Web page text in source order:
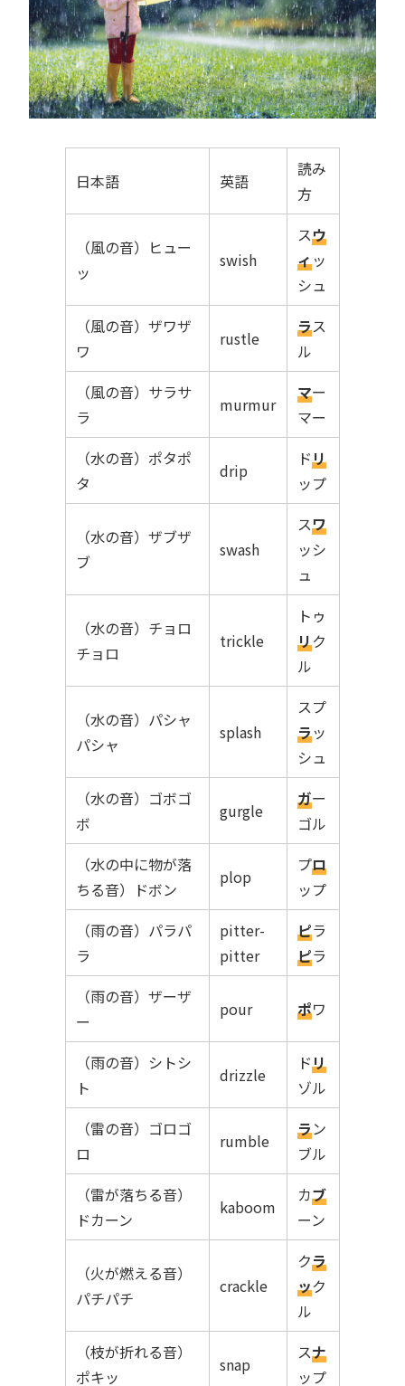
日本語 英語
読み
方
（風の音）ヒュー
ッ
swish
スウ
ィッ
シュ
（風の音）ザワザ
ワ
rustle
ラス
ル
（風の音）サラサ
ラ
murmur
マー
マー
（水の音）ポタポ
タ
drip
ドリ
ップ
（水の音）ザブザ
ブ
swash
スワ
ッシ
ュ
（水の音）チョロ
チョロ
trickle
トゥ
リク
ル
（水の音）パシャ
パシャ
splash
スプ
ラッ
シュ
（水の音）ゴボゴ
ボ
gurgle
ガー
ゴル
（水の中に物が落
ちる音）ドボン
plop
プロ
ップ
（雨の音）パラパ
ラ
pitter-
pitter
ピラ
ピラ
（雨の音）ザーザ
ー
pour ポワ
（雨の音）シトシ
ト
drizzle
ドリ
ゾル
（雷の音）ゴロゴ
ロ
rumble
ラン
ブル
（雷が落ちる音）
ドカーン
kaboom
カブ
ーン
（火が燃える音）
パチパチ
crackle
クラ
ック
ル
（枝が折れる音）
ポキッ
snap
スナ
ップ